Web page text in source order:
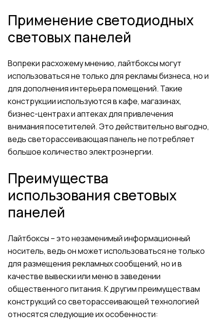
Применение светодиодных
световых панелей
Вопреки расхожему мнению, лайтбоксы могут
использоваться не только для рекламы бизнеса, но и
для дополнения интерьера помещений. Такие
конструкции используются в кафе, магазинах,
бизнес-центрах и аптеках для привлечения
внимания посетителей. Это действительно выгодно,
ведь светорассеивающая панель не потребляет
большое количество электроэнергии.
Преимущества
использования световых
панелей
Лайтбоксы – это незаменимый информационный
носитель, ведь он может использоваться не только
для размещения рекламных сообщений, но и в
качестве вывески или меню в заведении
общественного питания. К другим преимуществам
конструкций со светорассеивающей технологией
относятся следующие их особенности: